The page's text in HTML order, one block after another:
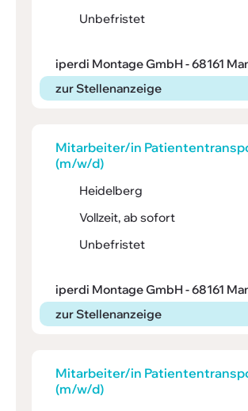
Unbefristet
iperdi Montage GmbH - 68161
zur Stellenanzeige
Mitar­­bei­ter/in
(m/w/d)
Heidelberg
Vollzeit, ab sofort
Unbefristet
iperdi Montage GmbH - 68161
zur Stellenanzeige
Mitar­­bei­ter/in
(m/w/d)